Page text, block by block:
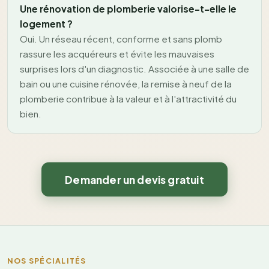
Une rénovation de plomberie valorise-t-elle le
logement ?
Oui. Un réseau récent, conforme et sans plomb
rassure les acquéreurs et évite les mauvaises
surprises lors d'un diagnostic. Associée à une salle de
bain ou une cuisine rénovée, la remise à neuf de la
plomberie contribue à la valeur et à l'attractivité du
bien.
Demander un devis gratuit
NOS SPÉCIALITÉS